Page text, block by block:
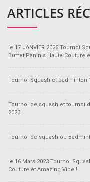
ARTICLES
le 17 JANVIER 2025 Tournoi
Buffet Paninis Haute Couture
Tournoi Squash et badminton
Tournoi de squash et tournoi
2023
Tournoi de squash ou
le 16 Mars 2023 Tournoi
Couture et Amazing Vibe !